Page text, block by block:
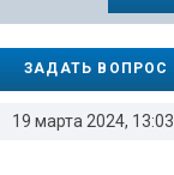
19 марта 2024, 13:03
ЗАДАТЬ ВОПРОС